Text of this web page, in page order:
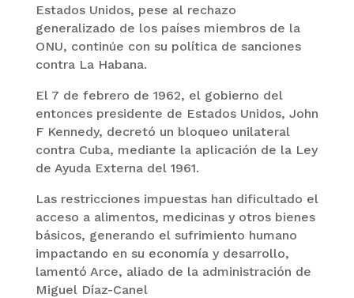
Estados Unidos, pese al rechazo
generalizado de los países miembros de la
ONU, continúe con su política de sanciones
contra La Habana.
El 7 de febrero de 1962, el gobierno del
entonces presidente de Estados Unidos, John
F Kennedy, decretó un bloqueo unilateral
contra Cuba, mediante la aplicación de la Ley
de Ayuda Externa del 1961.
Las restricciones impuestas han dificultado el
acceso a alimentos, medicinas y otros bienes
básicos, generando el sufrimiento humano
impactando en su economía y desarrollo,
lamentó Arce, aliado de la administración de
Miguel Díaz-Canel